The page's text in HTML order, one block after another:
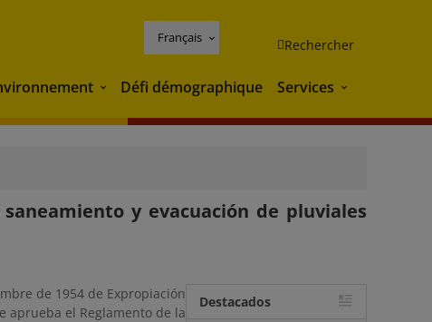
Français Rechercher
Environnement
Défi démographique Services Services
y evacuación de pluviales
de 1954 de Expropiación
aprueba el Reglamento de la
Destacados